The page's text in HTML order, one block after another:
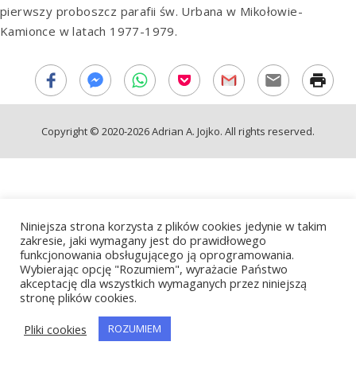
pierwszy proboszcz parafii św. Urbana w Mikołowie-
Kamionce w latach 1977-1979.
Copyright © 2020-2026 Adrian A. Jojko. All rights reserved.
Niniejsza strona korzysta z plików cookies jedynie w takim
zakresie, jaki wymagany jest do prawidłowego
funkcjonowania obsługującego ją oprogramowania.
Wybierając opcję "Rozumiem", wyrażacie Państwo
akceptację dla wszystkich wymaganych przez niniejszą
stronę plików cookies.
Pliki cookies
ROZUMIEM